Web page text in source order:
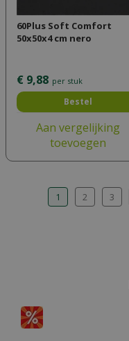
60Plus Soft Comfort
50x50x4 cm nero
€ 9,88 per stuk
Bestel
Aan vergelijking
toevoegen
1 2 3